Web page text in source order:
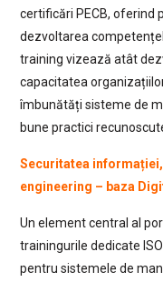
certificări PECB, oferind
dezvoltarea
training vizează atât
capacitatea
îmbunătăți sisteme de
bune practici
Securitatea
engineering – baza
Un element central al
trainingurile dedicate
pentru sistemele de